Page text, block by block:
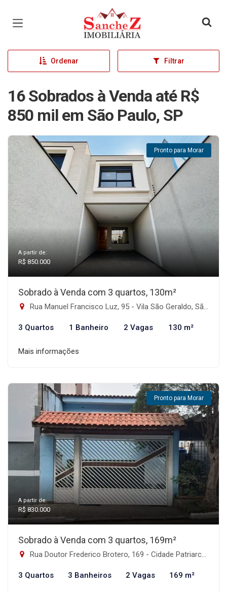
Página inicial
Ordenar Filtrar
16 Sobrados à Venda até R$
850 mil em São Paulo, SP
Pronto para Morar
A partir de:
R$ 850.000
Sobrado à Venda com 3 quartos, 130m²
Rua Manuel Francisco Luz, 95 - Vila São Geraldo, São Paulo-SP
3 Quartos 1 Banheiro 2 Vagas 130 m²
Mais informações
Pronto para Morar
A partir de:
R$ 830.000
Sobrado à Venda com 3 quartos, 169m²
Rua Doutor Frederico Brotero, 169 - Cidade Patriarca, São Paulo-SP
3 Quartos 3 Banheiros 2 Vagas 169 m²